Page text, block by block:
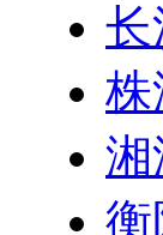
长
株
湘
衡